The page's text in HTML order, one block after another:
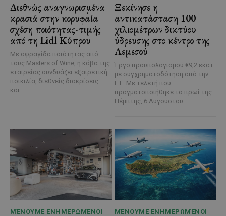
Διεθνώς αναγνωρισμένα
κρασιά στην κορυφαία
σχέση ποιότητας-τιμής
από τη Lidl Κύπρου
Με σφραγίδα ποιότητας από
τους Masters of Wine, η κάβα της
εταιρείας συνδυάζει εξαιρετική
ποικιλία, διεθνείς διακρίσεις
και...
Ξεκίνησε η
αντικατάσταση 100
χιλιομέτρων δικτύου
ύδρευσης στο κέντρο της
Λεμεσού
Έργο προϋπολογισμού €9,2 εκατ.
με συγχρηματοδότηση από την
Ε.Ε. Με τελετή που
πραγματοποιήθηκε το πρωί της
Πέμπτης, 6 Αυγούστου...
ΜΈΝΟΥΜΕ ΕΝΗΜΕΡΩΜΈΝΟΙ ΜΈΝΟΥΜΕ ΕΝΗΜΕΡΩΜΈΝΟΙ